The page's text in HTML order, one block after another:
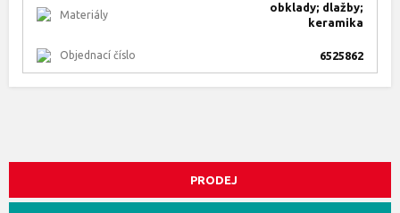
Materiály
obklady; dlažby;
keramika
Objednací číslo 6525862
PRODEJ